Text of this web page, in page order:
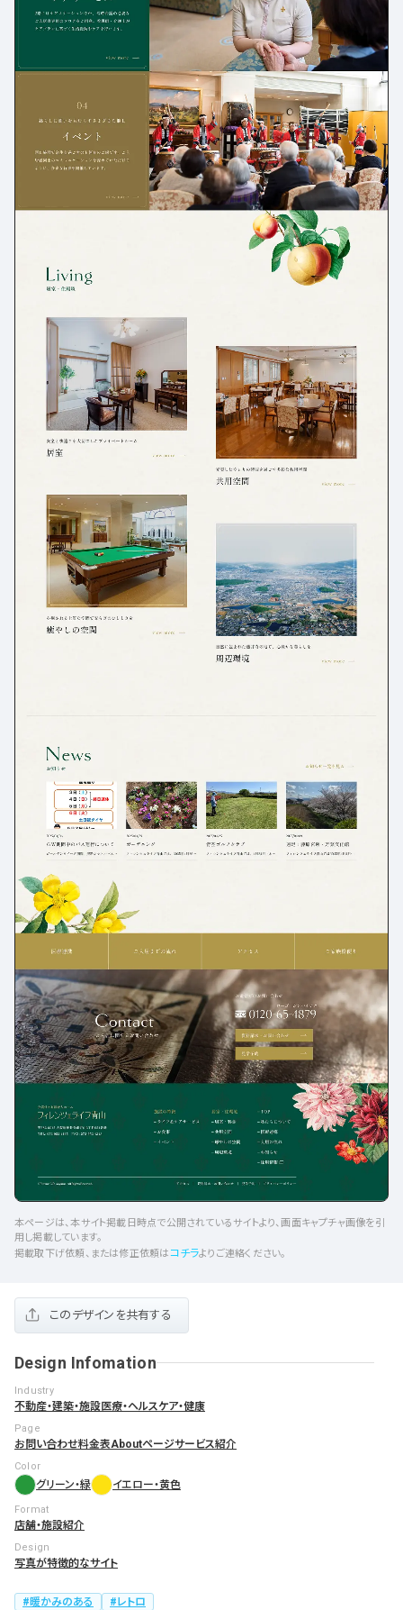
本ページは、本サイト掲載日時点で公開されているサイトより、画面キャプチャ画像を引
用し掲載しています。
掲載取下げ依頼、または修正依頼はコチラよりご連絡ください。
このデザインを共有する
Design Infomation
Industry
不動産・建築・施設医療・ヘルスケア・健康
Page
お問い合わせ料金表Aboutページサービス紹介
Color
グリーン・緑 イエロー・黄色
Format
店舗・施設紹介
Design
写真が特徴的なサイト
暖かみのある レトロ